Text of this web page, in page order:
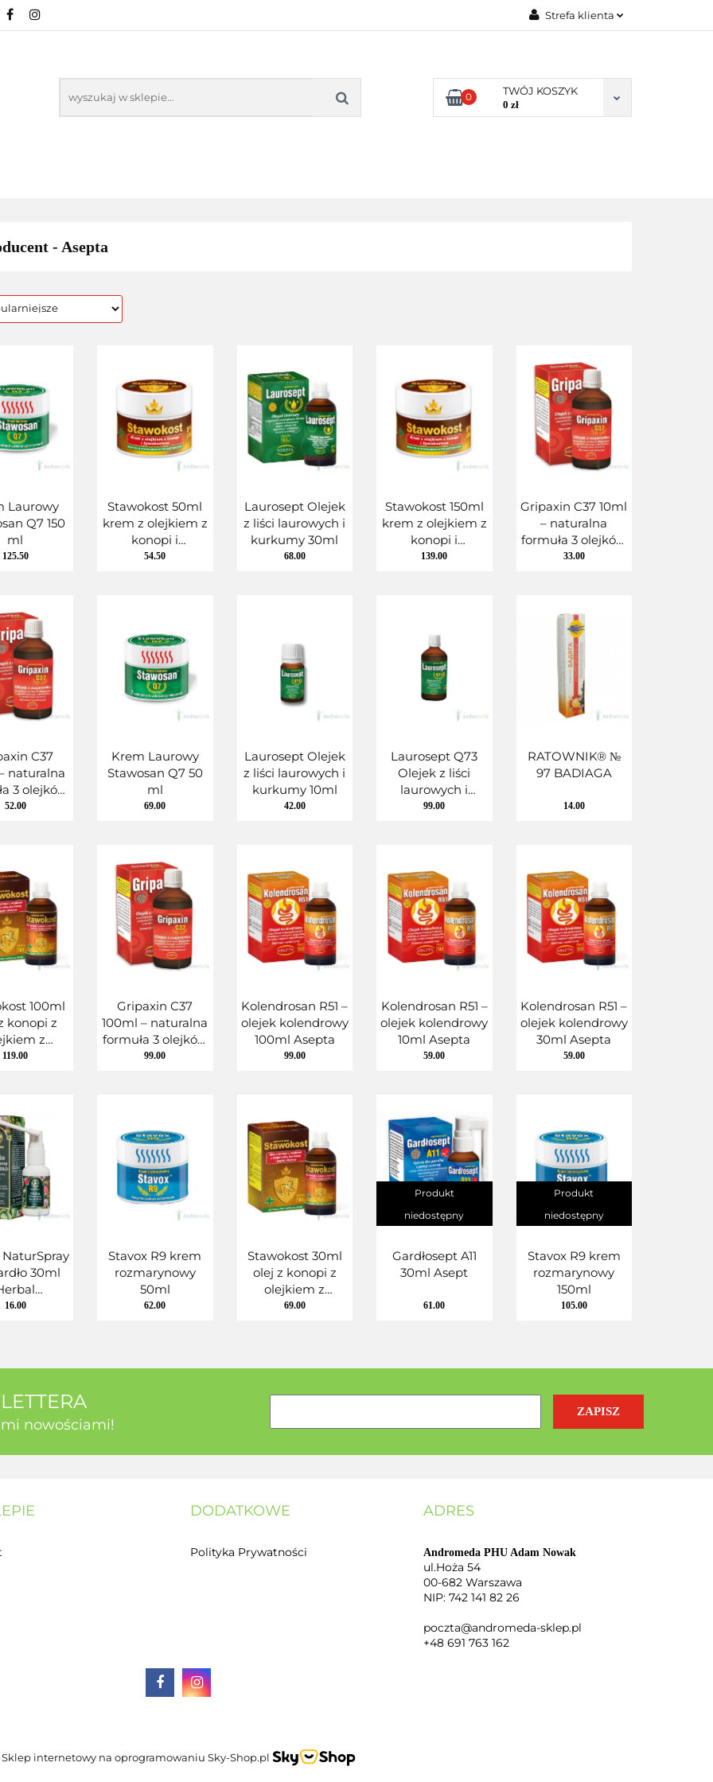
Strefa klienta
Zarejestruj się
Dodaj zgłoszenie
Zgody cookies
0 TWÓJ KOSZYK
0 zł
ŻYWNOŚĆ, DIETA
- Asepta
Laurowy
Q7 150
ml
125.50
Stawokost 50ml
krem z olejkiem z
konopi i
żywokostem 5%
54.50
Laurosept Olejek
z liści laurowych i
kurkumy 30ml
68.00
Stawokost 150ml
krem z olejkiem z
konopi i
żywokostem 5%
139.00
Gripaxin C37 10ml
– naturalna
formuła 3 olejków
eterycznych
33.00
C37
naturalna
3 olejków
52.00
Krem Laurowy
Stawosan Q7 50
ml
69.00
Laurosept Olejek
z liści laurowych i
kurkumy 10ml
42.00
Laurosept Q73
Olejek z liści
laurowych i
kurkumy 100ml
99.00
RATOWNIK® №
97 BADIAGA
14.00
100ml
konopi z
z
119.00
Gripaxin C37
100ml – naturalna
formuła 3 olejków
eterycznych
99.00
Kolendrosan R51 –
olejek kolendrowy
100ml Asepta
99.00
Kolendrosan R51 –
olejek kolendrowy
10ml Asepta
59.00
Kolendrosan R51 –
olejek kolendrowy
30ml Asepta
59.00
30ml
16.00
Stavox R9 krem
rozmarynowy
50ml
62.00
Stawokost 30ml
olej z konopi z
olejkiem z
majeranku,
69.00
Produkt
niedostępny
Gardłosept A11
30ml Asept
61.00
Produkt
niedostępny
Stavox R9 krem
rozmarynowy
150ml
105.00
nowościami!
DODATKOWE
Polityka Prywatności
ADRES
Andromeda PHU Adam Nowak
ul.Hoża 54
00-682 Warszawa
NIP: 742 141 82 26
poczta@andromeda-sklep.pl
+48 691 763 162
Sklep internetowy na oprogramowaniu Sky-Shop.pl